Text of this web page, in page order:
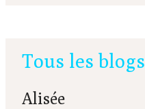
Tous les blogs
Alisée